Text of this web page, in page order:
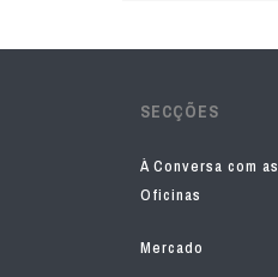
SECÇÕES
À Conversa com as
Oficinas
Mercado